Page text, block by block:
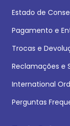
Estado de
Pagamento e
Trocas e
Reclamações e
International
Perguntas